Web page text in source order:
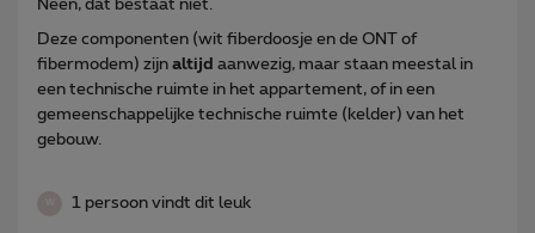
Neen, dat bestaat niet.
Deze componenten (wit fiberdoosje en de ONT of
fibermodem) zijn altijd aanwezig, maar staan meestal in
een technische ruimte in het appartement, of in een
gemeenschappelijke technische ruimte (kelder) van het
gebouw.
1 persoon vindt dit leuk